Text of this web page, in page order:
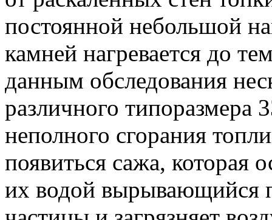
постоянной небольшой
камней нагревается до
данным обследования
различного типоразмера
неполного сгорания
появиться сажа, которая
их водой вырывающийся